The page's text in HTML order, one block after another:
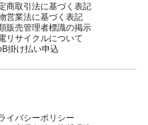
商取引法に基づく表記
営業法に基づく表記
販売管理者標識の掲示
リサイクルについて
掛け払い申込
イバシーポリシー